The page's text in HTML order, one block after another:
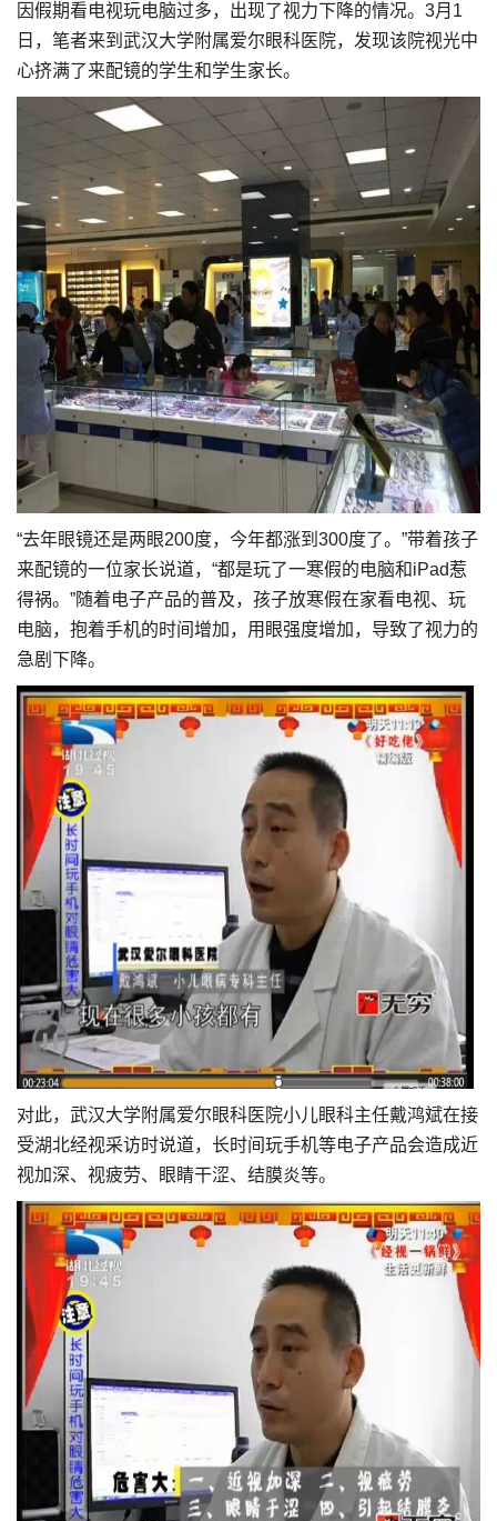
因假期看电视玩电脑过多，出现了视力下降的情况。3月1
日，笔者来到武汉大学附属爱尔眼科医院，发现该院视光中
心挤满了来配镜的学生和学生家长。
“去年眼镜还是两眼200度，今年都涨到300度了。”带着孩子
来配镜的一位家长说道，“都是玩了一寒假的电脑和iPad惹
得祸。”随着电子产品的普及，孩子放寒假在家看电视、玩
电脑，抱着手机的时间增加，用眼强度增加，导致了视力的
急剧下降。
对此，武汉大学附属爱尔眼科医院小儿眼科主任戴鸿斌在接
受湖北经视采访时说道，长时间玩手机等电子产品会造成近
视加深、视疲劳、眼睛干涩、结膜炎等。